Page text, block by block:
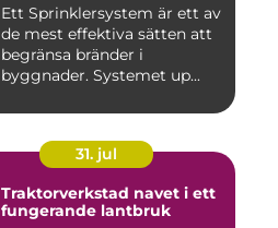
Ett Sprinklersystem är ett av
de mest effektiva sätten att
begränsa bränder i
byggnader. Systemet up...
31. jul
Traktorverkstad navet i ett
fungerande lantbruk